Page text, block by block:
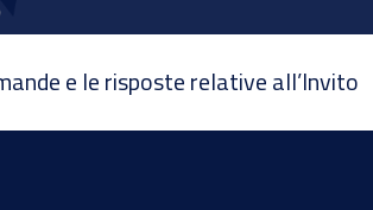
e le risposte relative all’Invito